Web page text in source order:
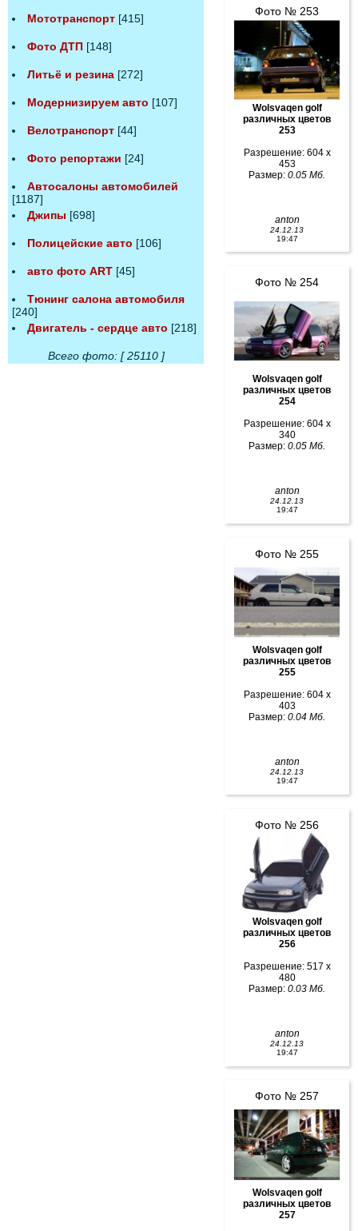
Мототранспорт [415]
Фото ДТП [148]
Литьё и резина [272]
Модернизируем авто [107]
Велотранспорт [44]
Фото репортажи [24]
Автосалоны автомобилей
[1187]
Джипы [698]
Полицейские авто [106]
авто фото ART [45]
Тюнинг салона автомобиля
[240]
Двигатель - сердце авто [218]
Всего фото: [ 25110 ]
Фото № 253
Wolsvaqen golf
различных цветов
253
Разрешение: 604 x
453
Размер: 0.05 Мб.
anton
24.12.13
19:47
Фото № 254
Wolsvaqen golf
различных цветов
254
Разрешение: 604 x
340
Размер: 0.05 Мб.
anton
24.12.13
19:47
Фото № 255
Wolsvaqen golf
различных цветов
255
Разрешение: 604 x
403
Размер: 0.04 Мб.
anton
24.12.13
19:47
Фото № 256
Wolsvaqen golf
различных цветов
256
Разрешение: 517 x
480
Размер: 0.03 Мб.
anton
24.12.13
19:47
Фото № 257
Wolsvaqen golf
различных цветов
257